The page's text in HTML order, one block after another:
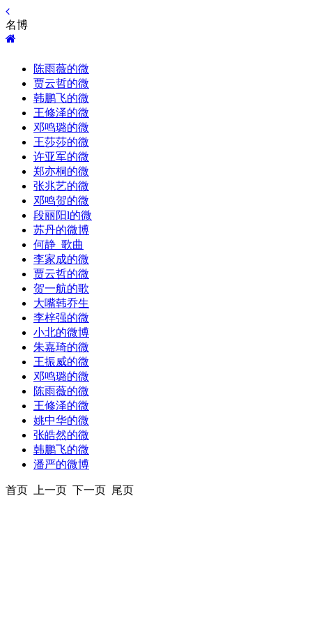
名博
陈雨薇的微
贾云哲的微
韩鹏飞的微
王修泽的微
邓鸣璐的微
王莎莎的微
许亚军的微
郑亦桐的微
张兆艺的微
邓鸣贺的微
段丽阳l的微
苏丹的微博
何静_歌曲
李家成的微
贾云哲的微
贺一航的歌
大嘴韩乔生
李梓强的微
小北的微博
朱嘉琦的微
王振威的微
邓鸣璐的微
陈雨薇的微
王修泽的微
姚中华的微
张皓然的微
韩鹏飞的微
潘严的微博
首页 上一页 下一页 尾页